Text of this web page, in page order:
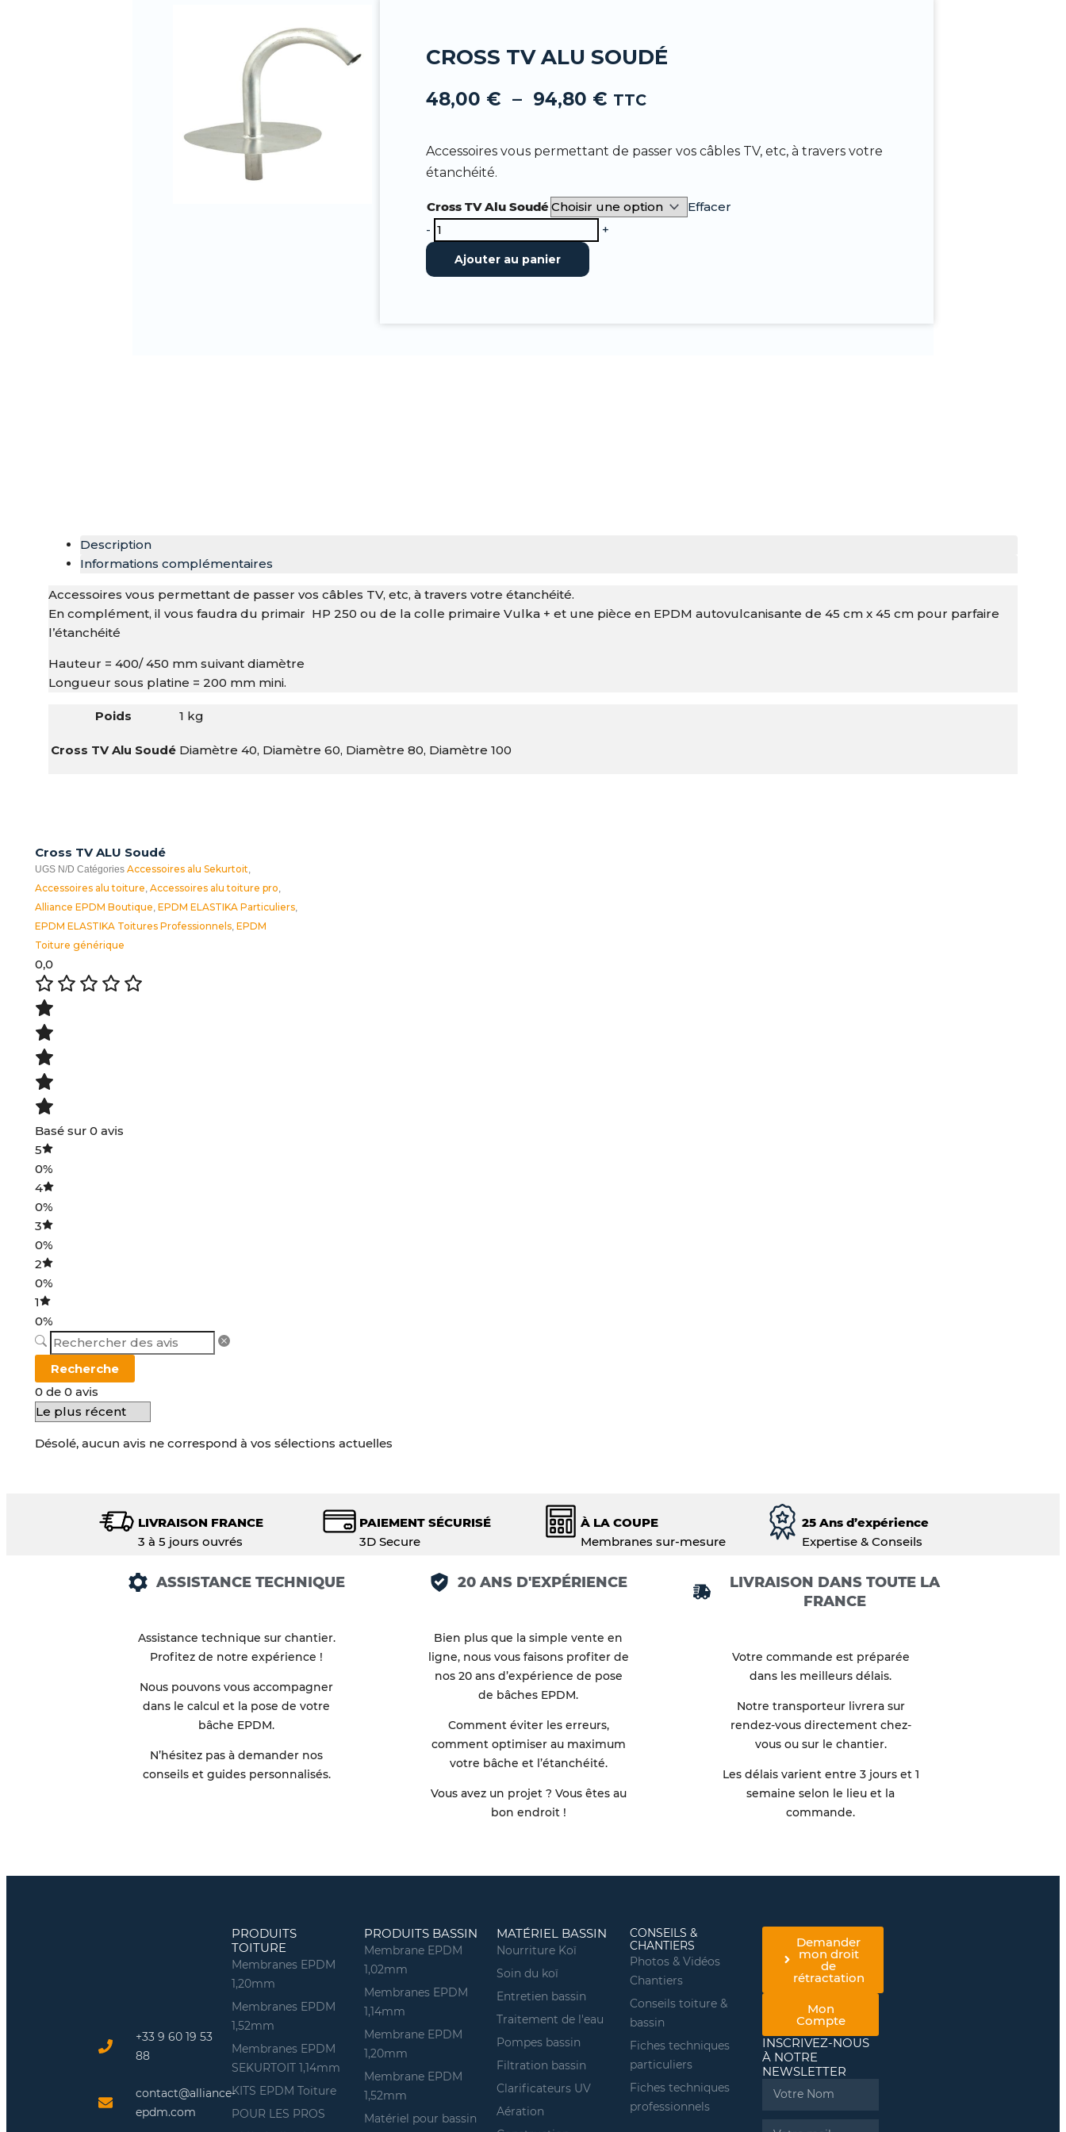
f
CROSS TV ALU SOUDÉ
48,00 € – 94,80 €de
à
TTC
Accessoires vous permettant de passer vos câbles TV, etc, à travers votre
étanchéité.
Cross TV Alu Soudé
Effacer
-
quantité
de
Cross
ALU
+
Ajouter au panier
Description
Informations complémentaires
Accessoires vous permettant de passer vos câbles TV, etc, à travers votre étanchéité.
En complément, il vous faudra du primair HP 250 ou de la colle primaire Vulka + et une pièce en EPDM autovulcanisante de 45 cm x 45 cm pour parfaire
l’étanchéité
Hauteur = 400/ 450 mm suivant diamètre
Longueur sous platine = 200 mm mini.
Poids 1 kg
Cross TV Alu Soudé Diamètre 40, Diamètre 60, Diamètre 80, Diamètre 100
Cross TV ALU Soudé
UGS N/DCatégories Accessoires alu Sekurtoit
Accessoires alu toiture ,Accessoires alu toiture pro
Alliance EPDM Boutique ,EPDM ELASTIKA Particuliers
EPDM ELASTIKA Toitures Professionnels ,EPDM
Toiture générique
0,0
Basé sur 0 avis
5
0%
4
0%
3
0%
2
0%
1
0%
Recherche
0 de 0 avis
Désolé, aucun avis ne correspond à vos sélections actuelles
LIVRAISON FRANCE
3 à 5 jours ouvrés
PAIEMENT SÉCURISÉ
3D Secure
À LA COUPE
Membranes sur-mesure
25 Ans d’expérience
Expertise & Conseils
ASSISTANCE TECHNIQUE
Assistance technique sur chantier.
Profitez de notre expérience !
Nous pouvons vous accompagner
dans le calcul et la pose de votre
bâche EPDM.
N’hésitez pas à demander nos
conseils et guides personnalisés.
20 ANS D'EXPÉRIENCE
Bien plus que la simple vente en
ligne, nous vous faisons profiter de
nos 20 ans d’expérience de pose
de bâches EPDM.
Comment éviter les erreurs,
comment optimiser au maximum
votre bâche et l’étanchéité.
Vous avez un projet ? Vous êtes au
bon endroit !
LIVRAISON DANS TOUTE LA
FRANCE
Votre commande est préparée
dans les meilleurs délais.
Notre transporteur livrera sur
rendez-vous directement chez-
vous ou sur le chantier.
Les délais varient entre 3 jours et 1
semaine selon le lieu et la
commande.
+33 9 60 19 53
88
contact@alliance-
epdm.com
PRODUITS
TOITURE
Membranes EPDM
1,20mm
Membranes EPDM
1,52mm
Membranes EPDM
SEKURTOIT 1,14mm
KITS EPDM Toiture
POUR LES PROS
PRODUITS BASSIN
Membrane EPDM
1,02mm
Membranes EPDM
1,14mm
Membrane EPDM
1,20mm
Membrane EPDM
1,52mm
Matériel pour bassin
MATÉRIEL BASSIN
Nourriture Koï
Soin du koï
Entretien bassin
Traitement de l'eau
Pompes bassin
Filtration bassin
Clarificateurs UV
Aération
CONSEILS &
CHANTIERS
Photos & Vidéos
Chantiers
Conseils toiture &
bassin
Fiches techniques
particuliers
Fiches techniques
professionnels
Demander
mon droit
de
rétractation
Mon
Compte
INSCRIVEZ-NOUS
À NOTRE
NEWSLETTER
Name
Email